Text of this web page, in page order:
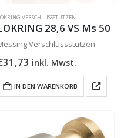
VERSCHLUSSSTUTZEN
28,6 VS Ms 50
Verschlussstutzen
31,73 inkl. Mwst.
IN DEN WARENKORB